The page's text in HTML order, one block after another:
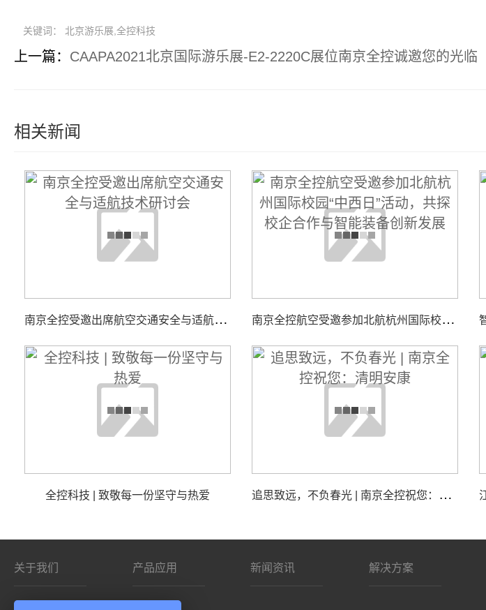
关键词： 北京游乐展,全控科技
上一篇： CAAPA2021北京国际游乐展-E2-2220C展位南京全控诚邀您的光临
相关新闻
南
京全控受邀出席航空交通安全与适航技术研讨会 南
京全控航空受邀参加北航杭州国际校园“中西日”活动，共探校企合作与智能装备创新发展
全控科技 | 致敬每一份坚守与热爱 追
思致远，不负春光 | 南京全控祝您：清明安康
关于我们 产品应用 新闻资讯 解决方案